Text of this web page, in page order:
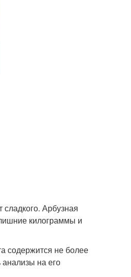
Арбузная
килограммы и
содержится не более
анализы на его